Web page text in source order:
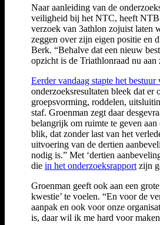
Naar aanleiding van de
veiligheid bij het NTC, heeft
verzoek van 3athlon zojuist laten
zeggen over zijn eigen positie en
Berk. “Behalve dat een nieuw
opzicht is de Triathlonraad nu aan
Eerder vandaag stapte het
onderzoeksresultaten bleek dat er
groepsvorming, roddelen,
staf. Groenman zegt daar
belangrijk om ruimte te geven
blik, dat zonder last van het
uitvoering van de dertien
nodig is.” Met ‘dertien
die in het onderzoeksrapport zijn
Groenman geeft ook aan een
kwestie’ te voelen. “En voor de
aanpak en ook voor onze
is, daar wil ik me hard voor